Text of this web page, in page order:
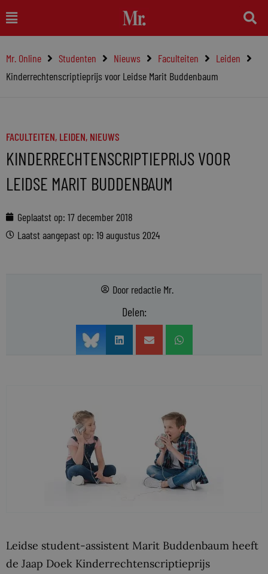
naar
inhoud
Main
Menu
Mr. Online Studenten Nieuws Faculteiten
Leiden
Kinderrechtenscriptieprijs voor Leidse Marit Buddenbaum
FACULTEITEN, LEIDEN, NIEUWS
KINDERRECHTENSCRIPTIEPRIJS VOOR
LEIDSE MARIT BUDDENBAUM
Geplaatst op: 17 december 2018
Laatst aangepast op: 19 augustus 2024
Door redactie Mr.
Delen:
Leidse student-assistent Marit Buddenbaum heeft
de Jaap Doek Kinderrechtenscriptieprijs